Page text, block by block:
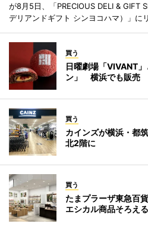
が8月5日、「PRECIOUS DELI & GIFT
デリアンドギフト シンヨコハマ）」に
買う
日曜劇場「VIVANT
ン」 横浜でも販売
買う
カインズが横浜・都
北2階に
買う
たまプラーザ東急百
エシカル商品そろえる